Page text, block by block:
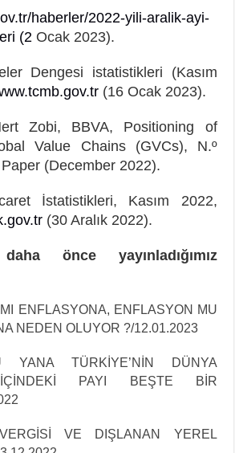
haberler/2022-yili-aralik-ayi-
(2 Ocak 2023).
Dengesi istatistikleri (Kasım
(16 Ocak 2023).
Zobi, BBVA, Positioning of
Value Chains (GVCs), N.º
(December 2022).
İstatistikleri, Kasım 2022,
(30 Aralık 2022).
daha önce yayınladığımız
ENFLASYONA, ENFLASYON MU
NEDEN OLUYOR ?/12.01.2023
YANA TÜRKİYE’NİN DÜNYA
İÇİNDEKİ PAYI BEŞTE BİR
VE DIŞLANAN YEREL